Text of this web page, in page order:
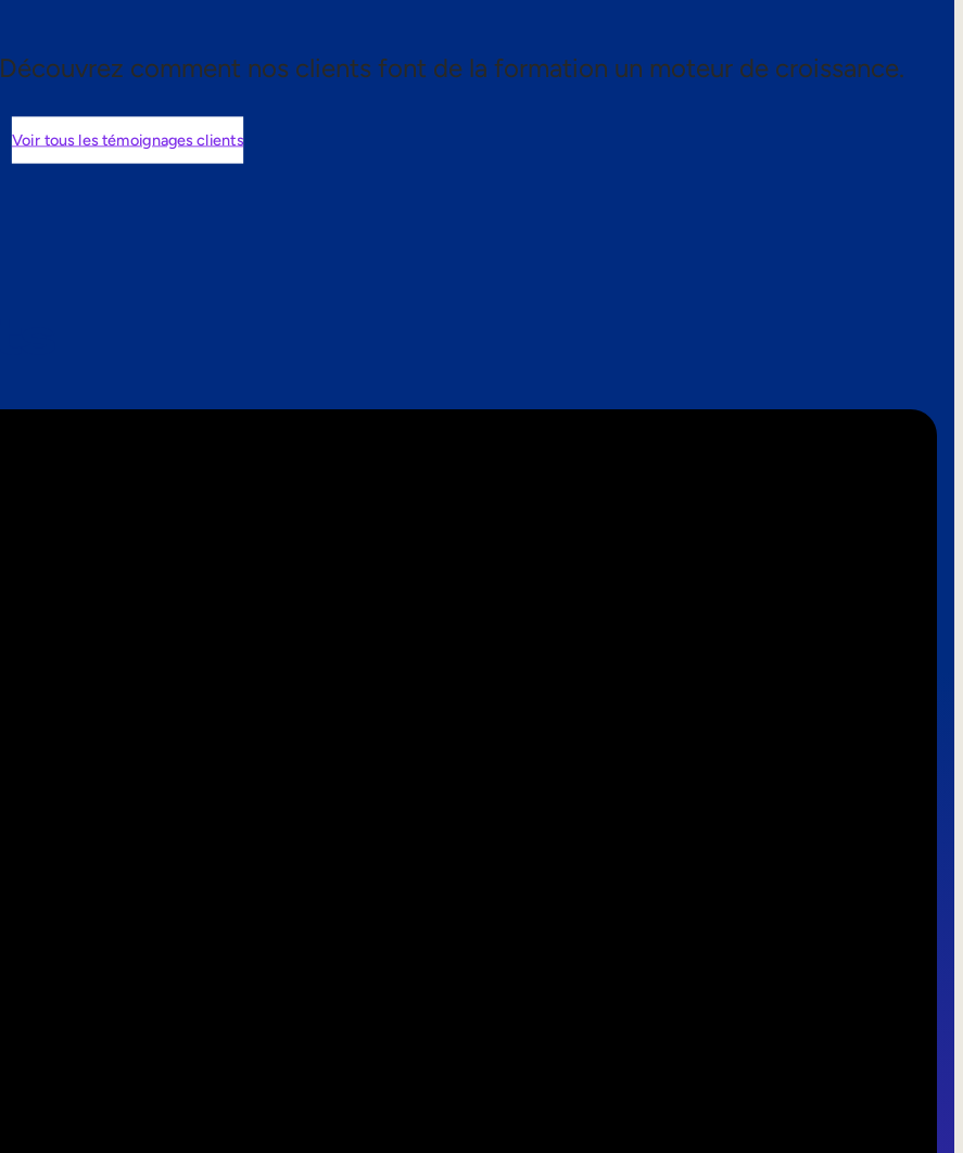
Découvrez comment nos clients font de la formation un moteur de croissance.
Voir tous les témoignages clients